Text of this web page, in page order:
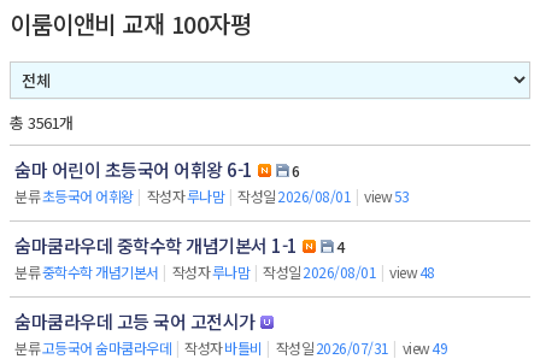
이룸이앤비 교재 100자평
총 3561개
숨마 어린이 초등국어 어휘왕 6-1
6
분류초등국어 어휘왕 | 작성자루나맘 | 작성일2026/08/01 | view53
숨마쿰라우데 중학수학 개념기본서 1-1
4
분류중학수학 개념기본서 | 작성자루나맘 | 작성일2026/08/01 | view48
숨마쿰라우데 고등 국어 고전시가
분류고등국어 숨마쿰라우데 | 작성자바틀비 | 작성일2026/07/31 | view49